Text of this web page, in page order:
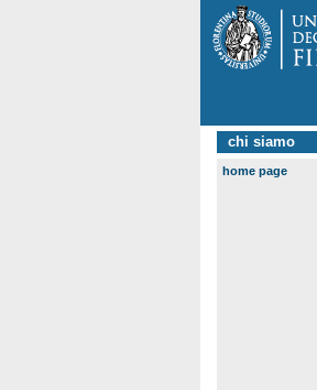
chi siamo
home page